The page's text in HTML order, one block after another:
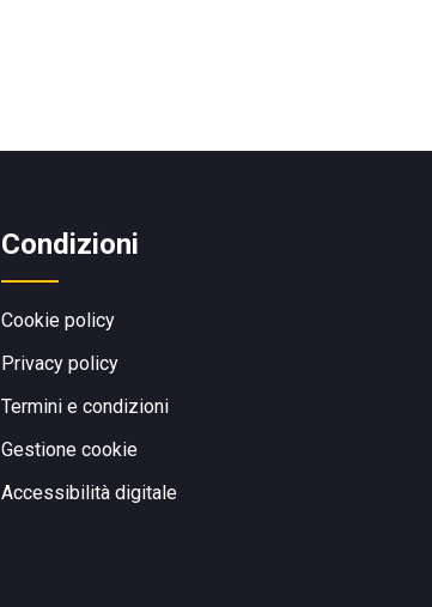
Condizioni
Cookie policy
Privacy policy
Termini e condizioni
Gestione cookie
Accessibilità digitale